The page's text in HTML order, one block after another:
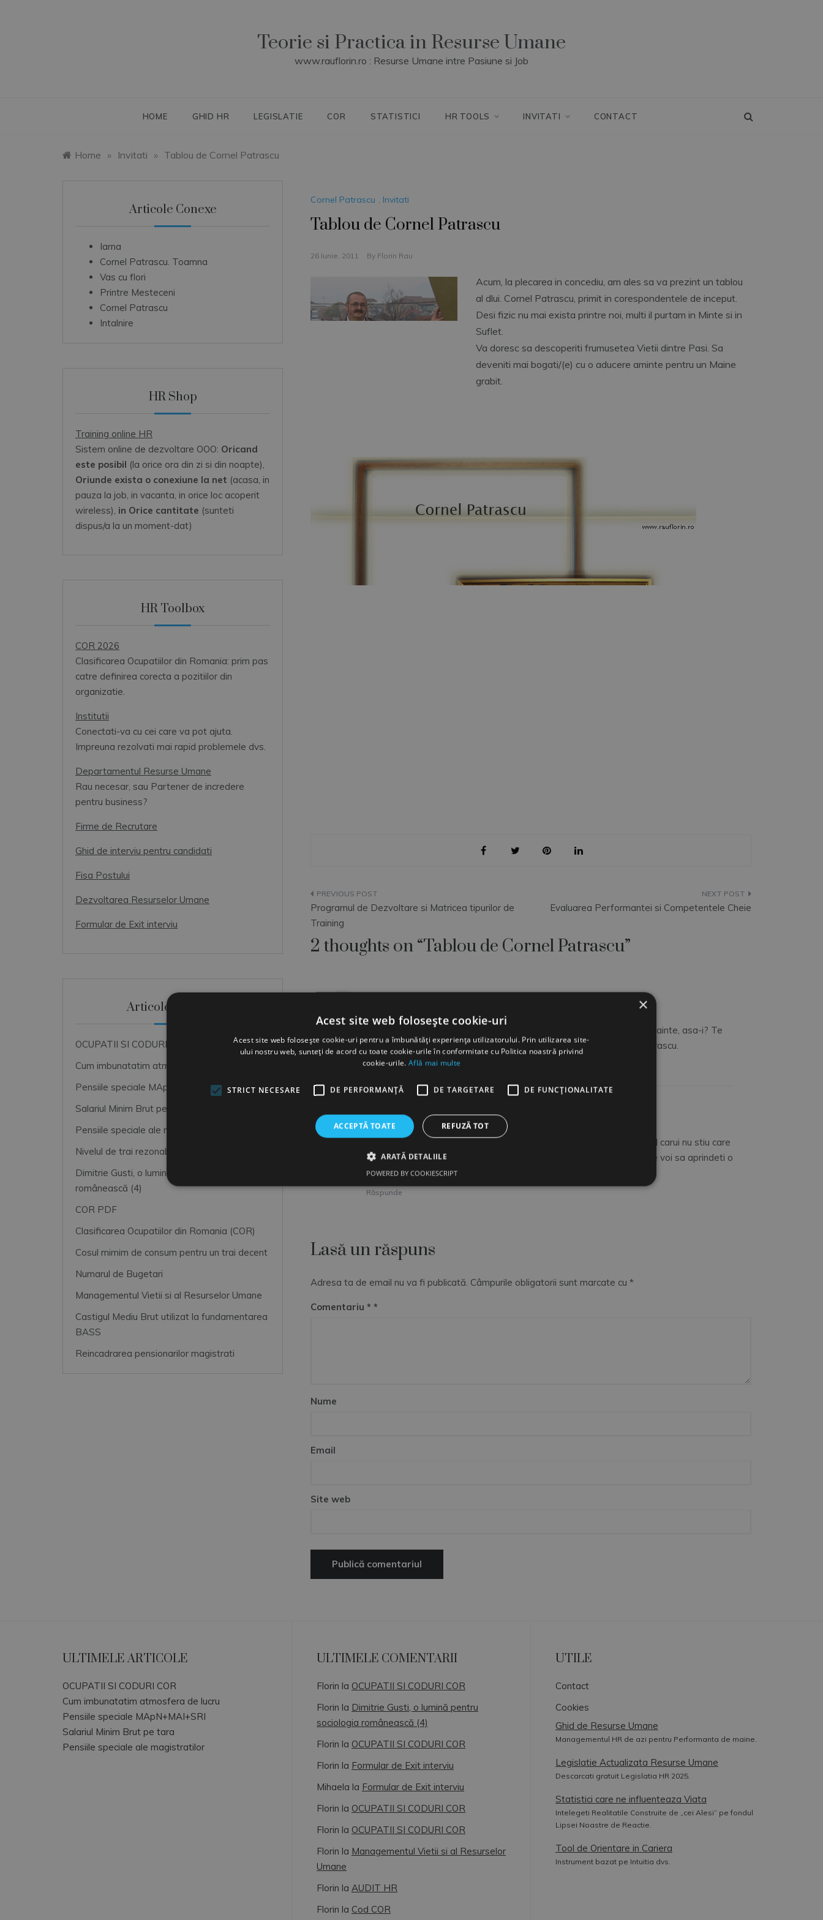
Teorie si Practica in Resurse Umane
www.rauflorin.ro : Resurse Umane intre Pasiune si Job
HOME GHID HR LEGISLATIE COR STATISTICI HR TOOLS INVITATI CONTACT
Home » Invitati » Tablou de Cornel Patrascu
Cornel Patrascu , Invitati
Tablou de Cornel Patrascu
26 Iunie, 2011 By Florin Rau
Acum, la plecarea in concediu, am ales sa va prezint un tablou
al dlui. Cornel Patrascu, primit in corespondentele de inceput.
Desi fizic nu mai exista printre noi, multi il purtam in Minte si in
Suflet.
Va doresc sa descoperiti frumusetea Vietii dintre Pasi. Sa
deveniti mai bogati/(e) cu o aducere aminte pentru un Maine
grabit.
Navigare
în
articole
Programul de Dezvoltare si Matricea tipurilor de
Training
Evaluarea Performantei si Competentele Cheie
2 thoughts on “Tablou de Cornel Patrascu”
Multumesc Maria. Lumina primita dupa, depinde de Lumina daruita Inainte, asa-i? Te
mai astept pe-aici din cand in cand sa vezi cate-un tablou al dlui Patrascu.
Răspunde
11 iulie, 2011 la 09:46
Ma uit la poza cu Domnul Patrascu si parca aud, de la o COLOANA al carui nu stiu care
INFINIT, o soapta…A trecut un an de la DESPARTIRE si va invit si pe voi sa aprindeti o
lumanare si sa va rugati pentru DANSUL…
Răspunde
Lasă un răspuns
Adresa ta de email nu va fi publicată. Câmpurile obligatorii sunt marcate cu *
Comentariu *
Nume
Email
Site web
Articole Conexe
Iarna
Cornel Patrascu. Toamna
Vas cu flori
Printre Mesteceni
Cornel Patrascu
Intalnire
HR Shop
Training online HR
Sistem online de dezvoltare OOO: Oricand
este posibil (la orice ora din zi si din noapte),
Oriunde exista o conexiune la net (acasa, in
pauza la job, in vacanta, in orice loc acoperit
wireless), in Orice cantitate (sunteti
dispus/a la un moment-dat)
HR Toolbox
COR 2026
Clasificarea Ocupatiilor din Romania: prim pas
catre definirea corecta a pozitiilor din
organizatie.
Institutii
Conectati-va cu cei care va pot ajuta.
Impreuna rezolvati mai rapid problemele dvs.
Departamentul Resurse Umane
Rau necesar, sau Partener de incredere
pentru business?
Firme de Recrutare
Ghid de interviu pentru candidati
Fisa Postului
Dezvoltarea Resurselor Umane
Formular de Exit interviu
Articole Recente
OCUPATII SI CODURI COR
Cum imbunatatim atmosfera de lucru
Pensiile speciale MApN+MAI+SRI
Salariul Minim Brut pe tara
Pensiile speciale ale magistratilor
Nivelul de trai rezonabil
Dimitrie Gusti, o lumină pentru sociologia
românească (4)
COR PDF
Clasificarea Ocupatiilor din Romania (COR)
Cosul mimim de consum pentru un trai decent
Numarul de Bugetari
Managementul Vietii si al Resurselor Umane
Castigul Mediu Brut utilizat la fundamentarea
BASS
Reincadrarea pensionarilor magistrati
ULTIMELE ARTICOLE
OCUPATII SI CODURI COR
Cum imbunatatim atmosfera de lucru
Pensiile speciale MApN+MAI+SRI
Salariul Minim Brut pe tara
Pensiile speciale ale magistratilor
ULTIMELE COMENTARII
Florin la OCUPATII SI CODURI COR
Florin la Dimitrie Gusti, o lumină pentru
sociologia românească (4)
Florin la OCUPATII SI CODURI COR
Florin la Formular de Exit interviu
Mihaela la Formular de Exit interviu
Florin la OCUPATII SI CODURI COR
Florin la OCUPATII SI CODURI COR
Florin la Managementul Vietii si al Resurselor
Umane
Florin la AUDIT HR
Florin la Cod COR
UTILE
Contact
Cookies
Ghid de Resurse Umane
Managementul HR de azi pentru Performanta de maine.
Legislatie Actualizata Resurse Umane
Descarcati gratuit Legislatia HR 2025.
Statistici care ne influenteaza Viata
Intelegeti Realitatile Construite de „cei Alesi” pe fondul
Lipsei Noastre de Reactie.
Tool de Orientare in Cariera
Instrument bazat pe Intuitia dvs.
×
Acest site web folosește cookie-uri
Acest site web folosește cookie-uri pentru a îmbunătăți experiența utilizatorului. Prin utilizarea site-
ului nostru web, sunteți de acord cu toate cookie-urile în conformitate cu Politica noastră privind
cookie-urile. Află mai multe
STRICT NECESARE DE PERFORMANȚĂ DE TARGETARE DE FUNCŢIONALITATE
ACCEPTĂ TOATE REFUZĂ TOT
ARATĂ DETALIILE
POWERED BY COOKIESCRIPT